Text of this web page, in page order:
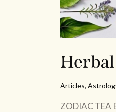
Articles,
ZODIAC TEA